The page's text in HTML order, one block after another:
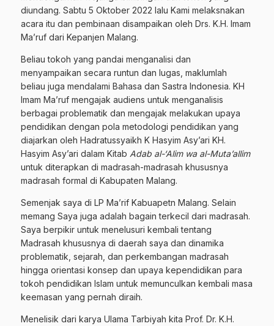
diundang. Sabtu 5 Oktober 2022 lalu Kami melaksnakan
acara itu dan pembinaan disampaikan oleh Drs. K.H. Imam
Ma’ruf dari Kepanjen Malang.
Beliau tokoh yang pandai menganalisi dan
menyampaikan secara runtun dan lugas, maklumlah
beliau juga mendalami Bahasa dan Sastra Indonesia. KH
Imam Ma’ruf mengajak audiens untuk menganalisis
berbagai problematik dan mengajak melakukan upaya
pendidikan dengan pola metodologi pendidikan yang
diajarkan oleh Hadratussyaikh K Hasyim Asy’ari KH.
Hasyim Asy’ari dalam Kitab Adab al-‘Alim wa al-Muta’allim
untuk diterapkan di madrasah-madrasah khususnya
madrasah formal di Kabupaten Malang.
Semenjak saya di LP Ma’rif Kabuapetn Malang. Selain
memang Saya juga adalah bagain terkecil dari madrasah.
Saya berpikir untuk menelusuri kembali tentang
Madrasah khususnya di daerah saya dan dinamika
problematik, sejarah, dan perkembangan madrasah
hingga orientasi konsep dan upaya kependidikan para
tokoh pendidikan Islam untuk memunculkan kembali masa
keemasan yang pernah diraih.
Menelisik dari karya Ulama Tarbiyah kita Prof. Dr. K.H.